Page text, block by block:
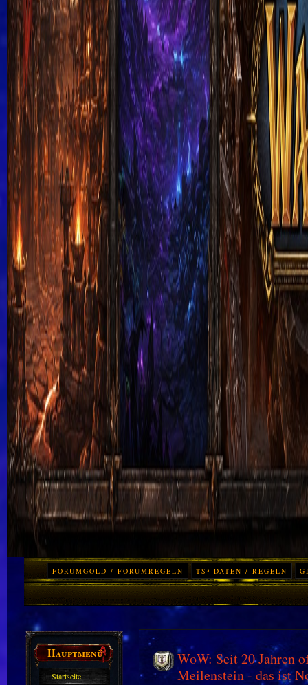
FORUMGOLD / FORUMREGELN TS³ DATEN / REGELN
Hauptmenü
Startseite
WoW: Seit 20 Jahren
Meilenstein - das ist